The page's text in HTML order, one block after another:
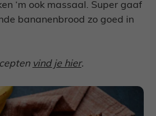
‘m ook massaal. Super gaaf
bananenbrood zo goed in
vind je hier.